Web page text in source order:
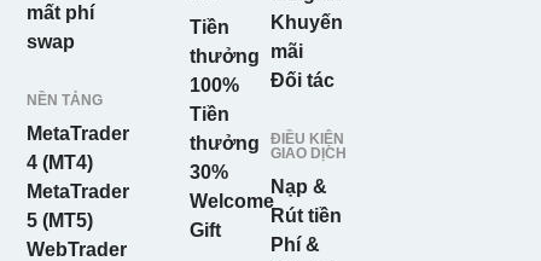
mất phí
swap
NỀN TẢNG
MetaTrader
4 (MT4)
MetaTrader
5 (MT5)
WebTrader
Tiền
thưởng
100%
Tiền
thưởng
30%
Welcome
Gift
Khuyến
mãi
Đối tác
ĐIỀU KIỆN
GIAO DỊCH
Nạp &
Rút tiền
Phí &